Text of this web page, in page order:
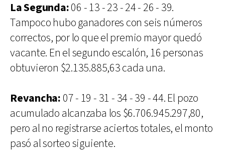
La Segunda:06 - 13 - 23 - 24 - 26 - 39.
Tampoco hubo ganadores con seis números
correctos, por lo que el premio mayor quedó
vacante. En el segundo escalón, 16 personas
obtuvieron $2.135.885,63 cada una.
Revancha: 07 - 19 - 31 - 34 - 39 - 44. El pozo
acumulado alcanzaba los $6.706.945.297,80,
pero al no registrarse aciertos totales, el monto
pasó al sorteo siguiente.